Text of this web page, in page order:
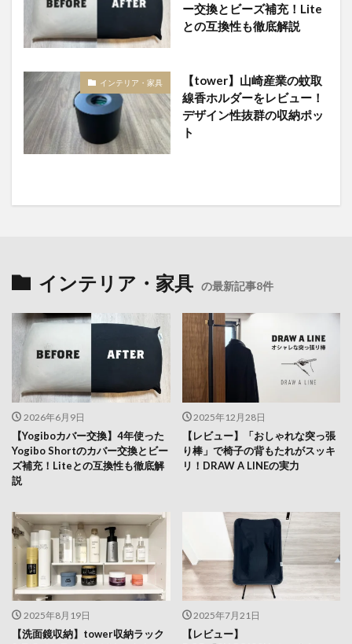
ー交換とビーズ補充！Lite
との互換性も徹底解説
インテリア・家具
【tower】山崎産業の蚊取
線香ホルダーをレビュー！
デザイン性抜群の収納ポッ
ト
インテリア・家具 の最新記事8件
2026年6月9日
【Yogiboカバー交換】4年使った
Yogibo Shortのカバー交換とビー
ズ補充！Liteとの互換性も徹底解
説
2025年12月28日
【レビュー】「おしゃれな突っ張
り棒」で椅子の背もたれがスッキ
リ！DRAW A LINEの実力
2025年8月19日
【洗面鏡収納】tower収納ラック
2025年7月21日
【レビュー】